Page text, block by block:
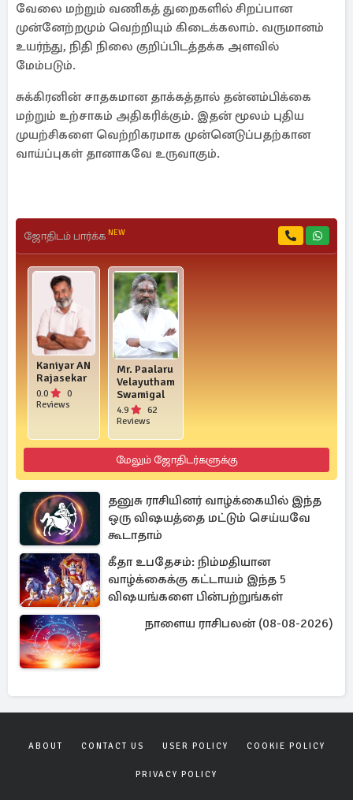
வேலை மற்றும் வணிகத் துறைகளில் சிறப்பான
முன்னேற்றமும் வெற்றியும் கிடைக்கலாம். வருமானம்
உயர்ந்து, நிதி நிலை குறிப்பிடத்தக்க அளவில்
மேம்படும்.
சுக்கிரனின் சாதகமான தாக்கத்தால் தன்னம்பிக்கை
மற்றும் உற்சாகம் அதிகரிக்கும். இதன் மூலம் புதிய
முயற்சிகளை வெற்றிகரமாக முன்னெடுப்பதற்கான
வாய்ப்புகள் தானாகவே உருவாகும்.
ஜோதிடம் பார்க்க NEW
Kaniyar AN
Rajasekar
0.0
0
Reviews
Mr. Paalaru
Velayutham
Swamigal
4.9
62
Reviews
மேலும் ஜோதிடர்களுக்கு
தனுசு ராசியினர் வாழ்க்கையில் இந்த
ஒரு விஷயத்தை மட்டும் செய்யவே
கூடாதாம்
கீதா உபதேசம்: நிம்மதியான
வாழ்க்கைக்கு கட்டாயம் இந்த 5
விஷயங்களை பின்பற்றுங்கள்
நாளைய ராசிபலன் (08-08-2026)
ABOUT CONTACT US USER POLICY COOKIE POLICY
PRIVACY POLICY